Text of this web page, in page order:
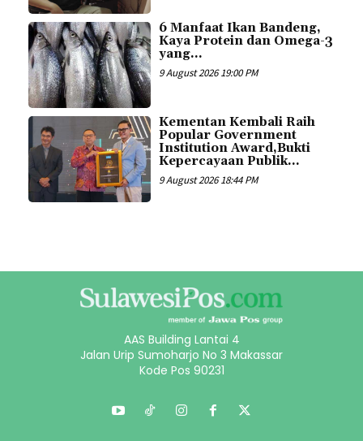
6 Manfaat Ikan Bandeng,
Kaya Protein dan Omega-3
yang...
9 August 2026 19:00 PM
Kementan Kembali Raih
Popular Government
Institution Award,Bukti
Kepercayaan Publik...
9 August 2026 18:44 PM
AAS Building Lantai 4
Jalan Urip Sumoharjo No 3 Makassar
Kode Pos 90231